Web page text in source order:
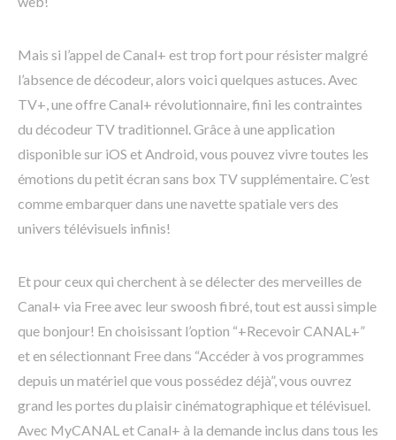
Mais si l’appel de Canal+ est trop fort pour résister malgré
l’absence de décodeur, alors voici quelques astuces. Avec
TV+, une offre Canal+ révolutionnaire, fini les contraintes
du décodeur TV traditionnel. Grâce à une application
disponible sur iOS et Android, vous pouvez vivre toutes les
émotions du petit écran sans box TV supplémentaire. C’est
comme embarquer dans une navette spatiale vers des
univers télévisuels infinis!
Et pour ceux qui cherchent à se délecter des merveilles de
Canal+ via Free avec leur swoosh fibré, tout est aussi simple
que bonjour! En choisissant l’option “+Recevoir CANAL+”
et en sélectionnant Free dans “Accéder à vos programmes
depuis un matériel que vous possédez déjà”, vous ouvrez
grand les portes du plaisir cinématographique et télévisuel.
Avec MyCANAL et Canal+ à la demande inclus dans tous les